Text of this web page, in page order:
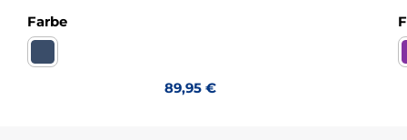
Farbeauswählen
Turino ozean Sympatex WF
Regulärer Preis:
89,95 €